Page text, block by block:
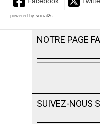
powered by social2s
NOTRE PAGE
SUIVEZ-NOUS